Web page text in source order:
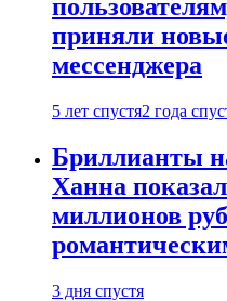
приняли
мессенджера
5 лет спустя2 года
Бриллианты
Ханна
миллионов
3 дня спустя